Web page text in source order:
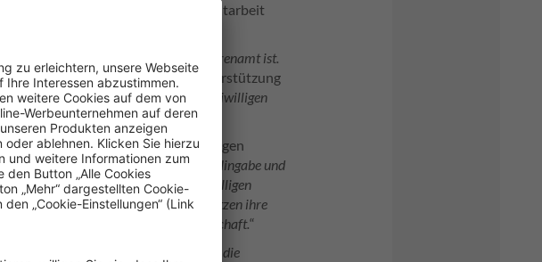
diese durch die ehrenamtliche Mitarbeit
der Einsatz des Einzelnen im Ehrenamt ist.
sich die Zusammenarbeit und Unterstützung
Die Arbeit des Vereins und die der Freiwilligen
Milbradt.
um die Bedeutung der Freiwilligen
Gemeinschaft. Es verkörpert die Hingabe und
und Kameradinnen der Freiwilligen
und engagieren sich freiwillig. Sie nutzen ihre
den Zusammenhalt einer Gemeinschaft.“
Wir sind überrascht und glücklich über die